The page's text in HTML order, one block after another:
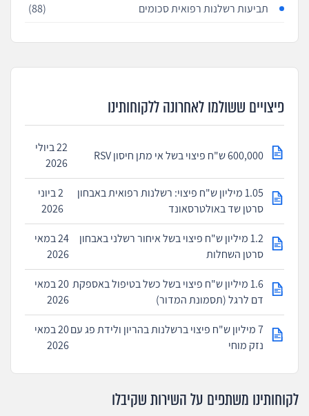
תביעות רשלנות רפואית סכומים
(88)
פיצויים ששולמו לאחרונה ללקוחותינו
600,000 ש"ח פיצוי בשל אי מתן חיסון RSV
22 ביולי
2026
1.05 מיליון ש"ח פיצוי: רשלנות רפואית באבחון
סרטן שד באולטרסאונד
2 ביוני
2026
1.2 מיליון ש"ח פיצוי בשל איחור רשלני באבחון
סרטן השחלות
24 במאי
2026
1.6 מיליון ש"ח פיצוי בשל כשל בטיפול באספקת
דם לרגל (תסמונת המדור)
20 במאי
2026
7 מיליון ש"ח פיצוי ברשלנות בהריון ולידת פג עם
נזק מוחי
20 במאי
2026
לקוחותינו משתפים על השירות שקיבלו